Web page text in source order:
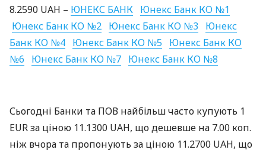
8.2590 UAH – ЮНЕКС БАНК Юнекс Банк КО №1
Юнекс Банк КО №2 Юнекс Банк КО №3
Юнекс
Банк КО №4 Юнекс Банк КО №5 Юнекс Банк КО
№6
Юнекс Банк КО №7 Юнекс Банк КО №8
Сьогодні Банки та ПОВ найбільш часто купують 1
EURза ціною 11.1300 UAH, що дешевше на 7.00 коп.
ніж вчора та пропонують за ціною 11.2700 UAH, що